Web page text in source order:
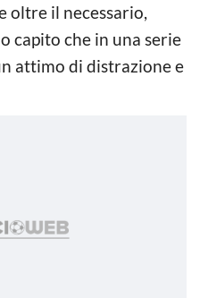
oltre il necessario,
capito che in una serie
attimo di distrazione e